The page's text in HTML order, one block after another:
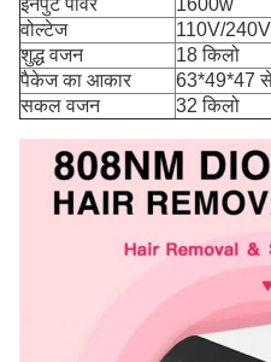
इनपुट पावर
1600w
वोल्टेज
110V/240V
शुद्ध वजन
18 किलो
पैकेज का आकार
63*49*47
सकल वजन
32 किलो